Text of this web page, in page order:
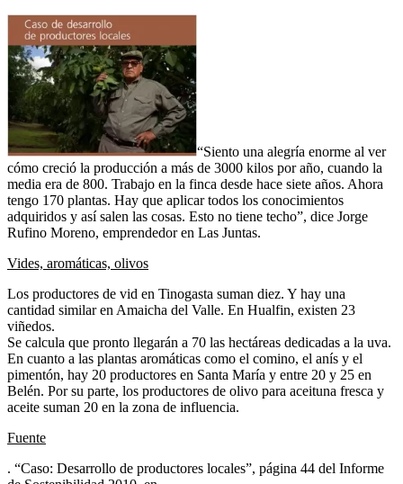
“Siento una alegría enorme al ver
cómo creció la producción a más de 3000 kilos por año, cuando la
media era de 800. Trabajo en la finca desde hace siete años. Ahora
tengo 170 plantas. Hay que aplicar todos los conocimientos
adquiridos y así salen las cosas. Esto no tiene techo”, dice Jorge
Rufino Moreno, emprendedor en Las Juntas.
Vides, aromáticas, olivos
Los productores de vid en Tinogasta suman diez. Y hay una
cantidad similar en Amaicha del Valle. En Hualfin, existen 23
viñedos.
Se calcula que pronto llegarán a 70 las hectáreas dedicadas a la uva.
En cuanto a las plantas aromáticas como el comino, el anís y el
pimentón, hay 20 productores en Santa María y entre 20 y 25 en
Belén. Por su parte, los productores de olivo para aceituna fresca y
aceite suman 20 en la zona de influencia.
Fuente
. “Caso: Desarrollo de productores locales”, página 44 del Informe